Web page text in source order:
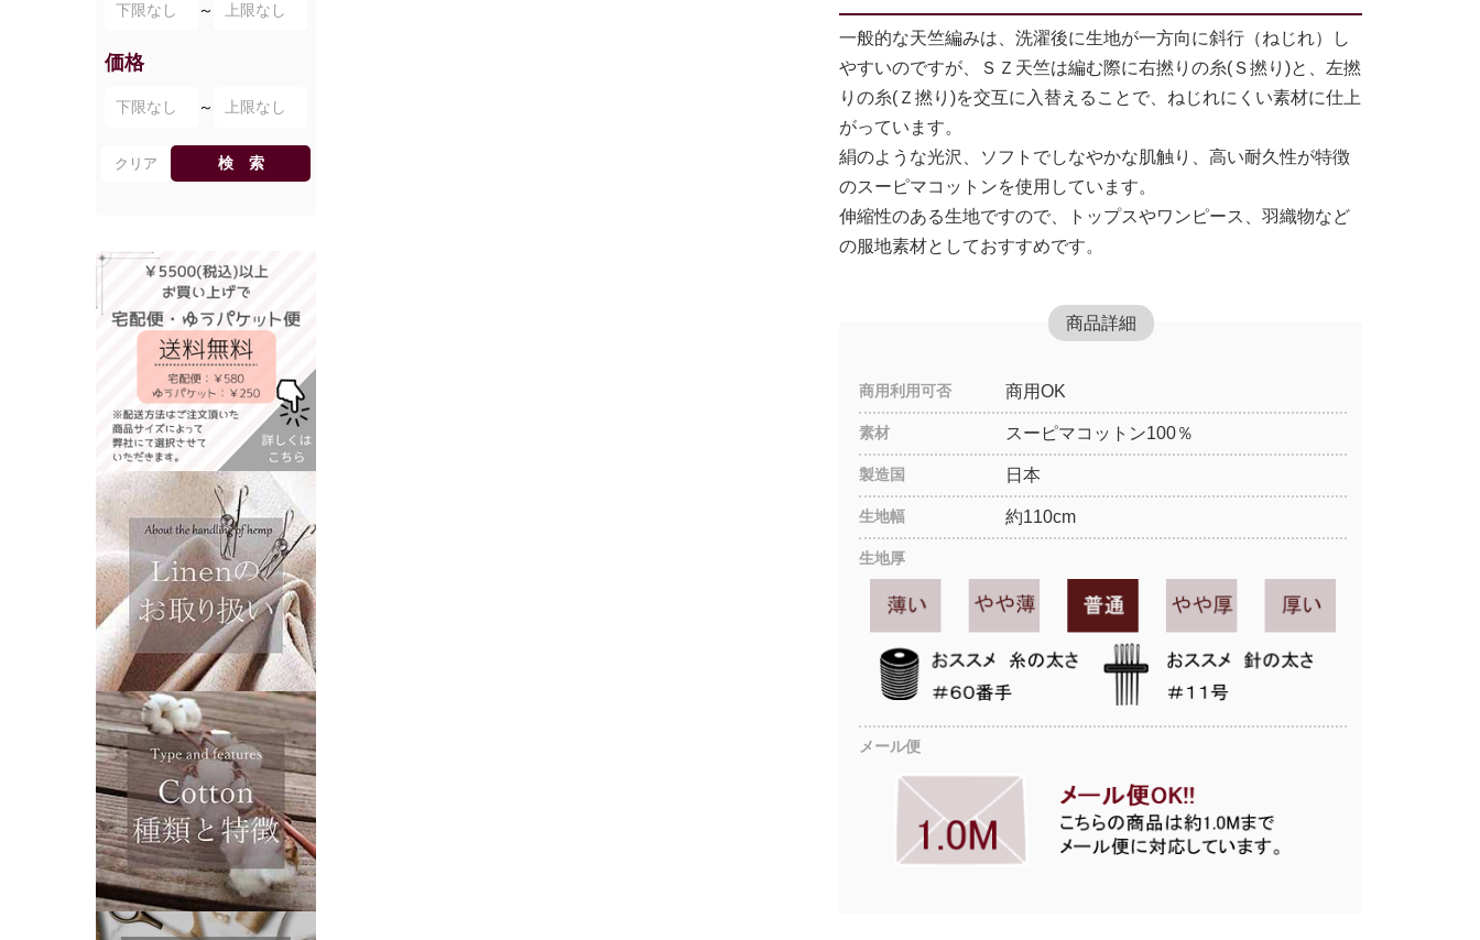
～
価格
～
クリア 検 索
一般的な天竺編みは、洗濯後に生地が一方向に斜行（ねじれ）し
やすいのですが、ＳＺ天竺は編む際に右撚りの糸(Ｓ撚り)と、左撚
りの糸(Ｚ撚り)を交互に入替えることで、ねじれにくい素材に仕上
がっています。
絹のような光沢、ソフトでしなやかな肌触り、高い耐久性が特徴
のスーピマコットンを使用しています。
伸縮性のある生地ですので、トップスやワンピース、羽織物など
の服地素材としておすすめです。
商品詳細
商用利用可否 商用OK
素材 スーピマコットン100％
製造国 日本
生地幅 約110cm
生地厚
メール便